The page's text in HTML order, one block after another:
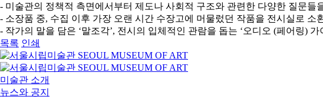
- 미술관의 정책적 측면에서부터 제도나 사회적 구조와 관련한 다양한 질문
- 소장품 중, 수집 이후 가장 오랜 시간 수장고에 머물렀던 작품을 전시실로
- 작가의 말을 담은 ‘말조각’, 전시의 입체적인 관람을 돕는 ‘오디오 (페어링)
목록 인쇄
미술관 소개
뉴스와 공지